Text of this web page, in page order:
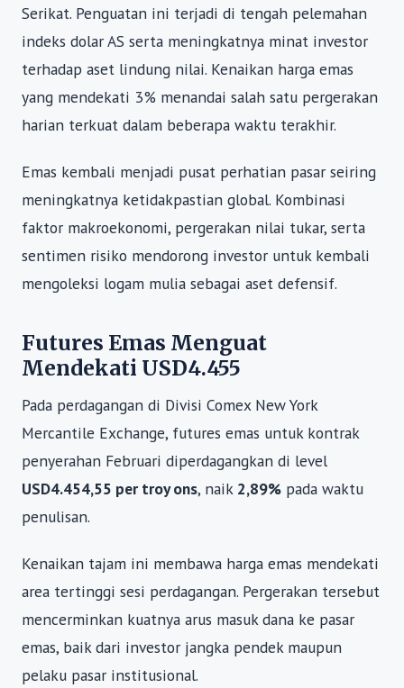
Serikat. Penguatan ini terjadi di tengah pelemahan
indeks dolar AS serta meningkatnya minat investor
terhadap aset lindung nilai. Kenaikan harga emas
yang mendekati 3% menandai salah satu pergerakan
harian terkuat dalam beberapa waktu terakhir.
Emas kembali menjadi pusat perhatian pasar seiring
meningkatnya ketidakpastian global. Kombinasi
faktor makroekonomi, pergerakan nilai tukar, serta
sentimen risiko mendorong investor untuk kembali
mengoleksi logam mulia sebagai aset defensif.
Futures Emas Menguat
Mendekati USD4.455
Pada perdagangan di Divisi Comex New York
Mercantile Exchange, futures emas untuk kontrak
penyerahan Februari diperdagangkan di level
USD4.454,55 per troy ons, naik 2,89% pada waktu
penulisan.
Kenaikan tajam ini membawa harga emas mendekati
area tertinggi sesi perdagangan. Pergerakan tersebut
mencerminkan kuatnya arus masuk dana ke pasar
emas, baik dari investor jangka pendek maupun
pelaku pasar institusional.